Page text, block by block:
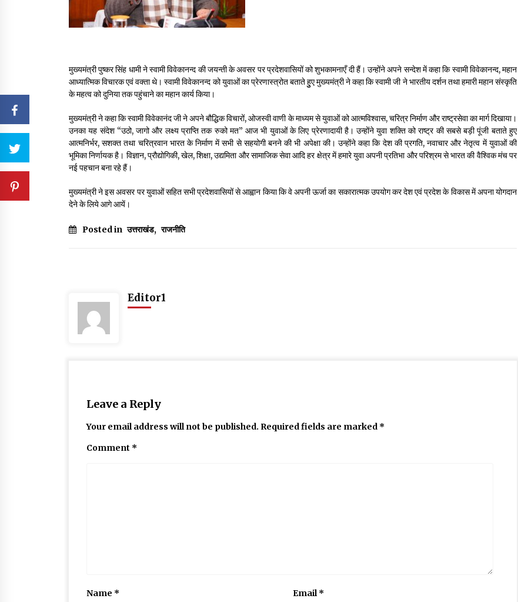
मुख्यमंत्री पुष्कर सिंह धामी ने स्वामी विवेकानन्द की जयन्ती के अवसर पर प्रदेशवासियों को शुभकामनाएँ दी हैं। उन्होंने अपने सन्देश में कहा कि स्वामी विवेकानन्द, महान
आध्यात्मिक विचारक एवं वक्ता थे। स्वामी विवेकानन्द को युवाओं का प्रेरणास्त्रोत बताते हुुए मुख्यमंत्री ने कहा कि स्वामी जी ने भारतीय दर्शन तथा हमारी महान संस्कृति
के महत्व को दुनिया तक पहुंचाने का महान कार्य किया।
मुख्यमंत्री ने कहा कि स्वामी विवेकानंद जी ने अपने बौद्धिक विचारों, ओजस्वी वाणी के माध्यम से युवाओं को आत्मविश्वास, चरित्र निर्माण और राष्ट्रसेवा का मार्ग दिखाया।
उनका यह संदेश “उठो, जागो और लक्ष्य प्राप्ति तक रुको मत” आज भी युवाओं के लिए प्रेरणादायी है। उन्होंने युवा शक्ति को राष्ट्र की सबसे बड़ी पूंजी बताते हुए
आत्मनिर्भर, सशक्त तथा चरित्रवान भारत के निर्माण में सभी से सहयोगी बनने की भी अपेक्षा की। उन्होंने कहा कि देश की प्रगति, नवाचार और नेतृत्व में युवाओं की
भूमिका निर्णायक है। विज्ञान, प्रौद्योगिकी, खेल, शिक्षा, उद्यमिता और सामाजिक सेवा आदि हर क्षेत्र में हमारे युवा अपनी प्रतिभा और परिश्रम से भारत की वैश्विक मंच पर
नई पहचान बना रहे हैं।
मुख्यमंत्री ने इस अवसर पर युवाओं सहित सभी प्रदेशवासियों से आह्वान किया कि वे अपनी ऊर्जा का सकारात्मक उपयोग कर देश एवं प्रदेश के विकास में अपना योगदान
देने के लिये आगे आयें।
Posted in उत्तराखंड, राजनीति
Editor1
Leave a Reply
Your email address will not be published. Required fields are marked *
Comment *
Name * Email*